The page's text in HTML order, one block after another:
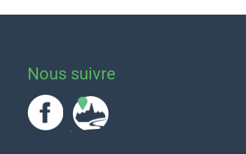
Nous suivre